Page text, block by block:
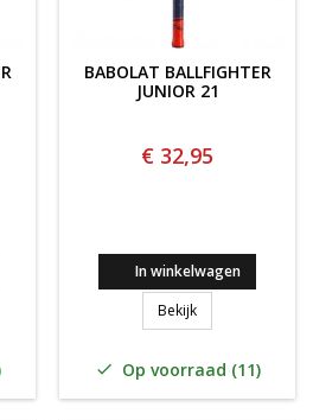
Junior 25
BABOLAT BALLFIGHTER
JUNIOR 21
€ 32,95
In winkelwagen
BekijkBabolat
 Op voorraad (11)